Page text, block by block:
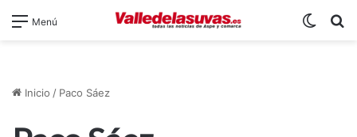
Menú
Inicio / Paco Sáez